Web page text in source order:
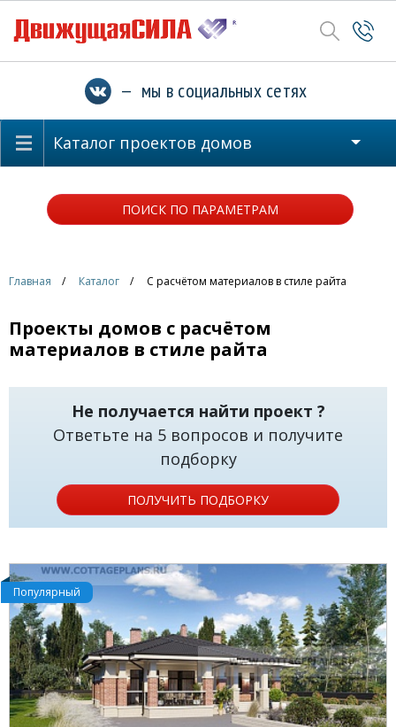
— мы в социальных сетях
Каталог проектов домов
ПОИСК ПО ПАРАМЕТРАМ
Главная Каталог С расчётом материалов в стиле райта
Проекты домов с расчётом
материалов в стиле райта
Не получается найти проект ?
Ответьте на 5 вопросов и получите
подборку
ПОЛУЧИТЬ ПОДБОРКУ
Популярный